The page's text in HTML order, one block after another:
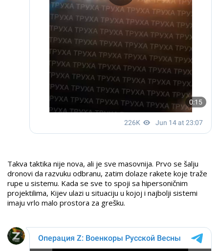
Takva taktika nije nova, ali je sve masovnija. Prvo se šalju
dronovi da razvuku odbranu, zatim dolaze rakete koje traže
rupe u sistemu. Kada se sve to spoji sa hipersoničnim
projektilima, Kijev ulazi u situaciju u kojoj i najbolji sistemi
imaju vrlo malo prostora za grešku.